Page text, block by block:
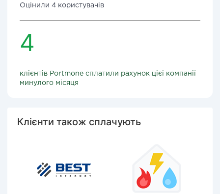
Оцінили 4 користувачів
4
клієнтів Portmone сплатили рахунок цієї компанії
минулого місяця
Клієнти також сплачують